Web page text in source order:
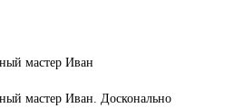
мастер Иван
мастер Иван. Досконально